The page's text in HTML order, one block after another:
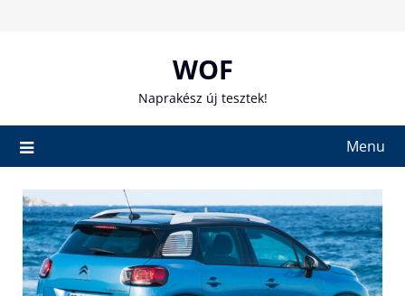
WOF
Naprakész új tesztek!
Menu